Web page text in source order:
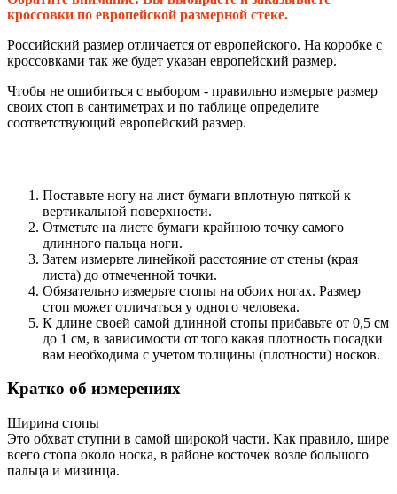
кроссовки по европейской размерной стеке.
Российский размер отличается от европейского. На коробке с
кроссовками так же будет указан европейский размер.
Чтобы не ошибиться с выбором - правильно измерьте размер
своих стоп в сантиметрах и по таблице определите
соответствующий европейский размер.
Поставьте ногу на лист бумаги вплотную пяткой к
вертикальной поверхности.
Отметьте на листе бумаги крайнюю точку самого
длинного пальца ноги.
Затем измерьте линейкой расстояние от стены (края
листа) до отмеченной точки.
Обязательно измерьте стопы на обоих ногах. Размер
стоп может отличаться у одного человека.
К длине своей самой длинной стопы прибавьте от 0,5 см
до 1 см, в зависимости от того какая плотность посадки
вам необходима с учетом толщины (плотности) носков.
Кратко об измерениях
Ширина стопы
Это обхват ступни в самой широкой части. Как правило, шире
всего стопа около носка, в районе косточек возле большого
пальца и мизинца.